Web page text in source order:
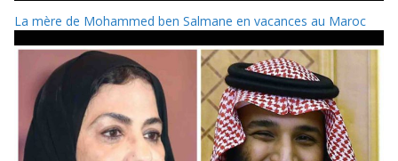
La mère de Mohammed ben Salmane en vacances au Maroc